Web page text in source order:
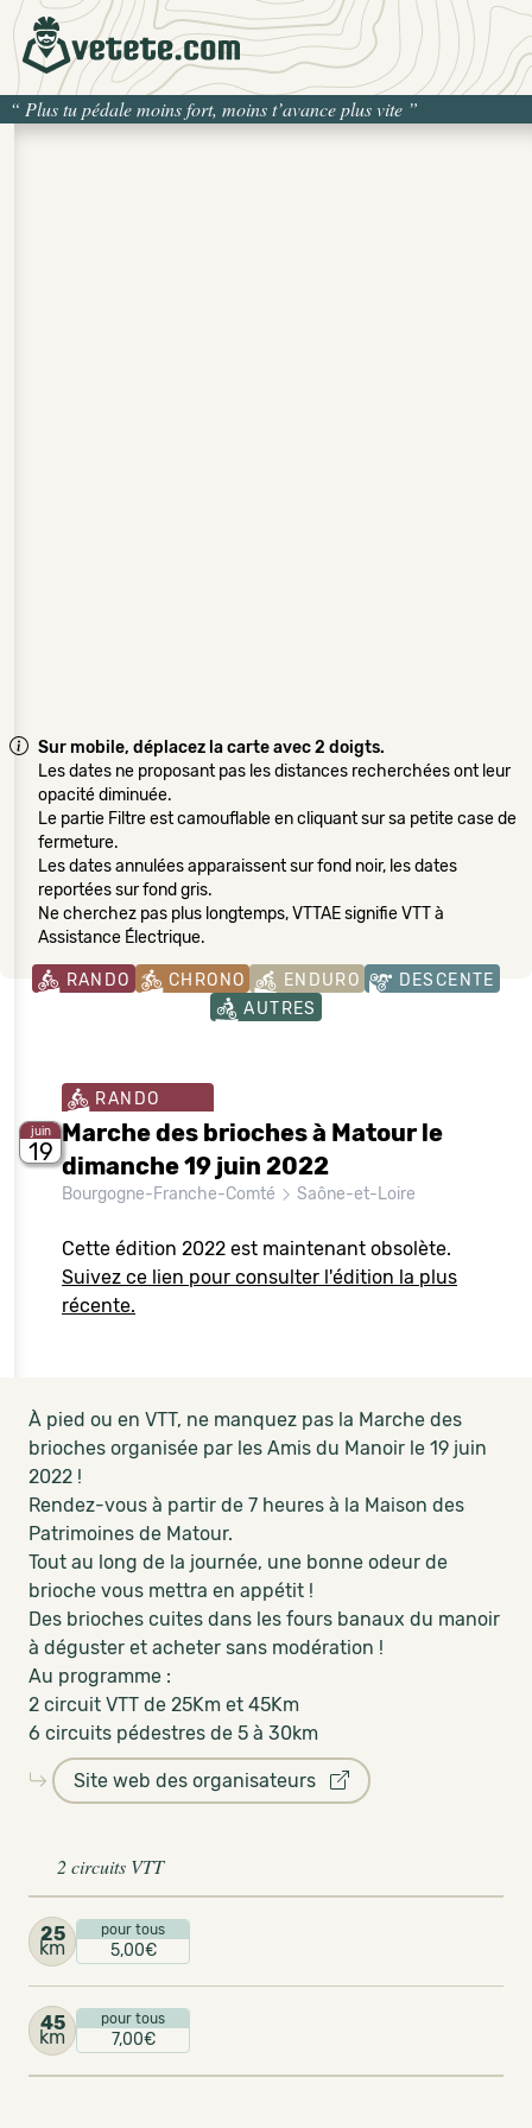
“ Plus tu pédale moins fort, moins t’avance plus vite ”
Sur mobile, déplacez la carte avec 2 doigts.
Les dates ne proposant pas les distances recherchées ont leur
opacité diminuée.
Le partie Filtre est camouflable en cliquant sur sa petite case de
fermeture.
Les dates annulées apparaissent sur fond noir, les dates
reportées sur fond gris.
Ne cherchez pas plus longtemps, VTTAE signifie VTT à
Assistance Électrique.
RANDO CHRONO ENDURO
DESCENTE
AUTRES
juin
19
RANDO
Marche des brioches à Matour le
dimanche 19 juin 2022
Bourgogne-Franche-Comté Saône-et-Loire
Cette édition 2022 est maintenant obsolète.
Suivez ce lien pour consulter l'édition la plus
récente.
À pied ou en VTT, ne manquez pas la Marche des
brioches organisée par les Amis du Manoir le 19 juin
2022 !
Rendez-vous à partir de 7 heures à la Maison des
Patrimoines de Matour.
Tout au long de la journée, une bonne odeur de
brioche vous mettra en appétit !
Des brioches cuites dans les fours banaux du manoir
à déguster et acheter sans modération !
Au programme :
2 circuit VTT de 25Km et 45Km
6 circuits pédestres de 5 à 30km
Site web des organisateurs
2 circuits VTT
25
km
pour tous
5,00€
45
km
pour tous
7,00€